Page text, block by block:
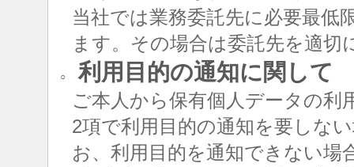
当社では業務委託先に必要最低
ます。その場合は委託先を適切
○ 利用目的の通知に関して
ご本人から保有個人データの利
2項で利用目的の通知を要しな
お、利用目的を通知できない場